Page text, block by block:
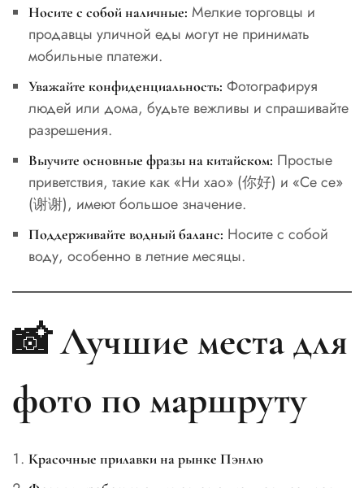
Носите с собой наличные: Мелкие торговцы и
продавцы уличной еды могут не принимать
мобильные платежи.
Уважайте конфиденциальность: Фотографируя
людей или дома, будьте вежливы и спрашивайте
разрешения.
Выучите основные фразы на китайском: Простые
приветствия, такие как «Ни хао» (你好) и «Се се»
(谢谢), имеют большое значение.
Поддерживайте водный баланс: Носите с собой
воду, особенно в летние месяцы.
📸 Лучшие места для
фото по маршруту
Красочные прилавки на рынке Пэнлю